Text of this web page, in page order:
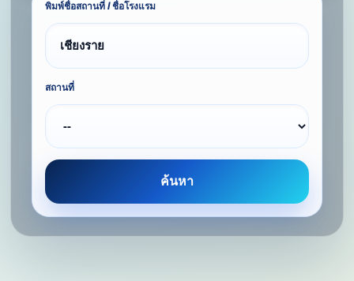
พิมพ์ชื่อสถานที่ / ชื่อโรงแรม
สถานที่
ค้นหา